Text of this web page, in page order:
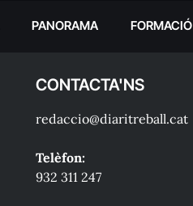
PANORAMA FORMACIÓ
CONTACTA'NS
redaccio@diaritreball.cat
Telèfon:
932 311 247